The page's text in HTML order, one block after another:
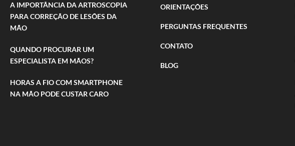
A IMPORTÂNCIA DA ARTROSCOPIA
PARA CORREÇÃO DE LESÕES DA
MÃO
QUANDO PROCURAR UM
ESPECIALISTA EM MÃOS?
HORAS A FIO COM SMARTPHONE
NA MÃO PODE CUSTAR CARO
ORIENTAÇÕES
PERGUNTAS FREQUENTES
CONTATO
BLOG